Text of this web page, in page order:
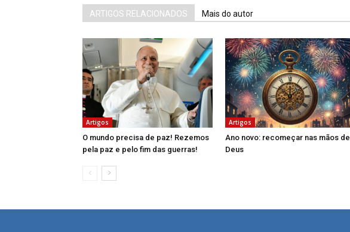
ARTIGOS RELACIONADOS Mais do autor
Artigos
O mundo precisa de paz! Rezemos
pela paz e pelo fim das guerras!
Artigos
Ano novo: recomeçar nas mãos de
Deus